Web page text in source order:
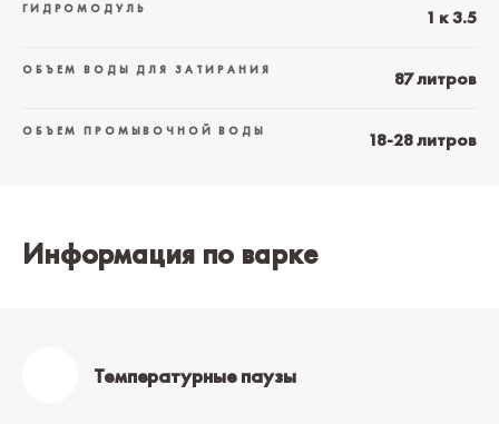
ГИДРОМОДУЛЬ 1 к 3.5
ОБЪЕМ ВОДЫ ДЛЯ ЗАТИРАНИЯ 87 литров
ОБЪЕМ ПРОМЫВОЧНОЙ ВОДЫ 18-28 литров
Информация по варке
Температурные паузы